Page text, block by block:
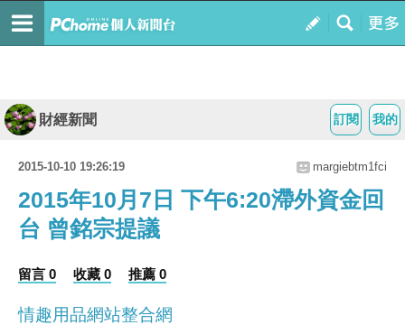
我的
訂閱
財經新聞
2015-10-10 19:26:19 margiebtm1fci
2015年10月7日 下午6:20滯外資金回
台 曾銘宗提議
留言 0 收藏 0 推薦 0
情趣用品網站整合網